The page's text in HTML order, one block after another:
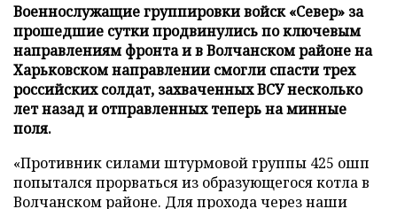
Военнослужащие группировки войск «Север» за
прошедшие сутки продвинулись по ключевым
направлениям фронта и в Волчанском районе на
Харьковском направлении смогли спасти трех
российских солдат, захваченных ВСУ несколько
лет назад и отправленных теперь на минные
поля.
«Противник силами штурмовой группы 425 ошп
попытался прорваться из образующегося котла в
Волчанском районе. Для прохода через наши